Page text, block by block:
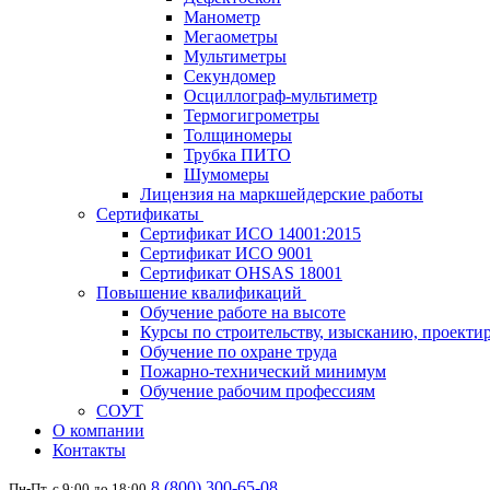
Манометр
Мегаометры
Мультиметры
Секундомер
Осциллограф-мультиметр
Термогигрометры
Толщиномеры
Трубка ПИТО
Шумомеры
Лицензия на маркшейдерские работы
Сертификаты
Сертификат ИСО 14001:2015
Сертификат ИСО 9001
Сертификат OHSAS 18001
Повышение квалификаций
Обучение работе на высоте
Курсы по строительству, изысканию,
Обучение по охране труда
Пожарно-технический минимум
Обучение рабочим профессиям
СОУТ
О компании
Контакты